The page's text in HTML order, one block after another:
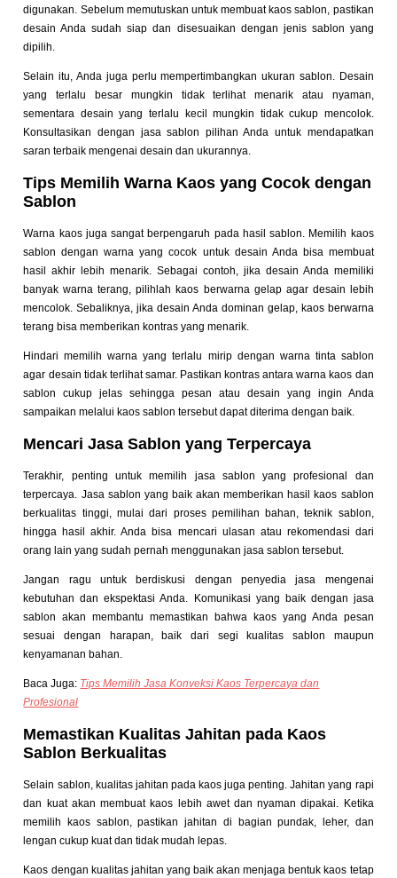
digunakan. Sebelum memutuskan untuk membuat kaos sablon, pastikan
desain Anda sudah siap dan disesuaikan dengan jenis sablon yang
dipilih.
Selain itu, Anda juga perlu mempertimbangkan ukuran sablon. Desain
yang terlalu besar mungkin tidak terlihat menarik atau nyaman,
sementara desain yang terlalu kecil mungkin tidak cukup mencolok.
Konsultasikan dengan jasa sablon pilihan Anda untuk mendapatkan
saran terbaik mengenai desain dan ukurannya.
Tips Memilih Warna Kaos yang Cocok dengan
Sablon
Warna kaos juga sangat berpengaruh pada hasil sablon. Memilih kaos
sablon dengan warna yang cocok untuk desain Anda bisa membuat
hasil akhir lebih menarik. Sebagai contoh, jika desain Anda memiliki
banyak warna terang, pilihlah kaos berwarna gelap agar desain lebih
mencolok. Sebaliknya, jika desain Anda dominan gelap, kaos berwarna
terang bisa memberikan kontras yang menarik.
Hindari memilih warna yang terlalu mirip dengan warna tinta sablon
agar desain tidak terlihat samar. Pastikan kontras antara warna kaos dan
sablon cukup jelas sehingga pesan atau desain yang ingin Anda
sampaikan melalui kaos sablon tersebut dapat diterima dengan baik.
Mencari Jasa Sablon yang Terpercaya
Terakhir, penting untuk memilih jasa sablon yang profesional dan
terpercaya. Jasa sablon yang baik akan memberikan hasil kaos sablon
berkualitas tinggi, mulai dari proses pemilihan bahan, teknik sablon,
hingga hasil akhir. Anda bisa mencari ulasan atau rekomendasi dari
orang lain yang sudah pernah menggunakan jasa sablon tersebut.
Jangan ragu untuk berdiskusi dengan penyedia jasa mengenai
kebutuhan dan ekspektasi Anda. Komunikasi yang baik dengan jasa
sablon akan membantu memastikan bahwa kaos yang Anda pesan
sesuai dengan harapan, baik dari segi kualitas sablon maupun
kenyamanan bahan.
Baca Juga: Tips Memilih Jasa Konveksi Kaos Terpercaya dan
Profesional
Memastikan Kualitas Jahitan pada Kaos
Sablon Berkualitas
Selain sablon, kualitas jahitan pada kaos juga penting. Jahitan yang rapi
dan kuat akan membuat kaos lebih awet dan nyaman dipakai. Ketika
memilih kaos sablon, pastikan jahitan di bagian pundak, leher, dan
lengan cukup kuat dan tidak mudah lepas.
Kaos dengan kualitas jahitan yang baik akan menjaga bentuk kaos tetap